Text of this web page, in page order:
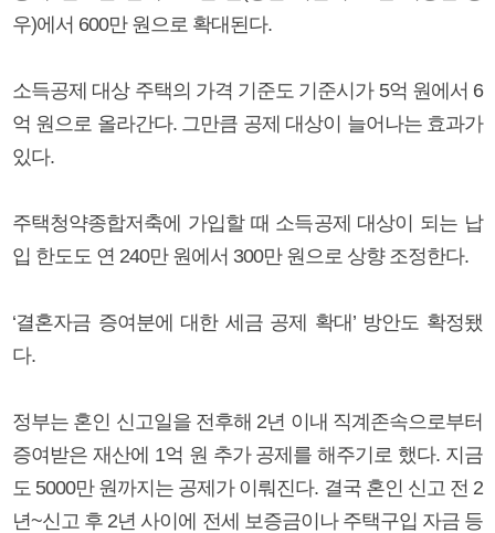
우)에서 600만 원으로 확대된다.
소득공제 대상 주택의 가격 기준도 기준시가 5억 원에서 6
억 원으로 올라간다. 그만큼 공제 대상이 늘어나는 효과가
있다.
주택청약종합저축에 가입할 때 소득공제 대상이 되는 납
입 한도도 연 240만 원에서 300만 원으로 상향 조정한다.
‘결혼자금 증여분에 대한 세금 공제 확대’ 방안도 확정됐
다.
정부는 혼인 신고일을 전후해 2년 이내 직계존속으로부터
증여받은 재산에 1억 원 추가 공제를 해주기로 했다. 지금
도 5000만 원까지는 공제가 이뤄진다. 결국 혼인 신고 전 2
년~신고 후 2년 사이에 전세 보증금이나 주택구입 자금 등